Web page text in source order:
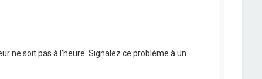
ne soit pas à l’heure. Signalez ce problème à un